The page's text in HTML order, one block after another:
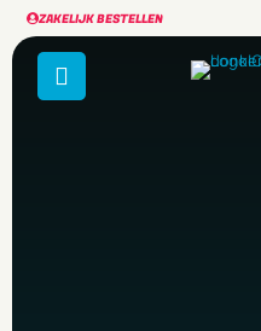
ZAKELIJK BESTELLEN